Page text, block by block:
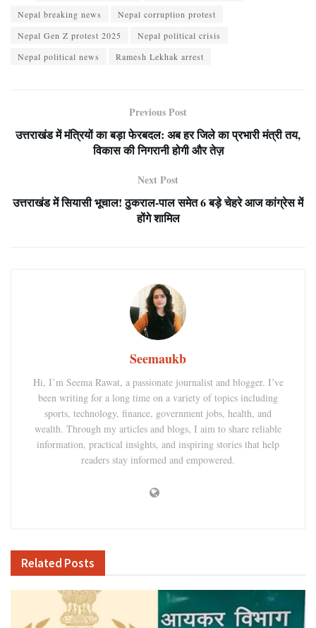
Nepal breaking news
Nepal corruption protest
Nepal Gen Z protest 2025
Nepal political crisis
Nepal political news
Ramesh Lekhak arrest
Previous Post
उत्तराखंड में मंत्रियों का बड़ा फेरबदल: अब हर जिले का प्रभारी मंत्री तय,
विकास की निगरानी होगी और तेज़
Next Post
उत्तराखंड में सियासी भूचाल! ठुकराल-पाल समेत 6 बड़े चेहरे आज कांग्रेस में
होंगे शामिल
Seemaukb
Hi, I’m Seema Rawat, a passionate journalist and blogger. I’ve
been writing for a long time on a variety of topics including
sports, technology, finance, government jobs, health, and
wealth. Through my articles and blogs, I aim to share reliable
information, practical insights, and inspiring stories that help
readers stay informed and empowered.
Related Posts